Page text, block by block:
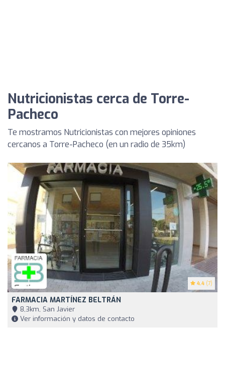
Nutricionistas cerca de Torre-
Pacheco
Te mostramos Nutricionistas con mejores opiniones
cercanos a Torre-Pacheco (en un radio de 35km)
4.4 (7)
FARMACIA MARTÍNEZ BELTRÁN
8,3km, San Javier
Ver información y datos de contacto